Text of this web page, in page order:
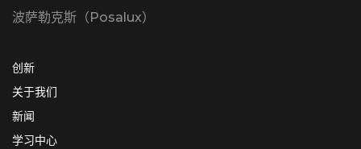
波萨勒克斯（Posalux）
创新
关于我们
新闻
学习中心